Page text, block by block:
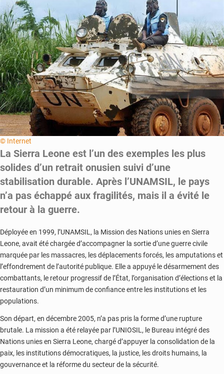
cœur
du
couloir
ouest-
africain
© Internet
La Sierra Leone est l’un des exemples les plus
solides d’un retrait onusien suivi d’une
stabilisation durable. Après l’UNAMSIL, le pays
n’a pas échappé aux fragilités, mais il a évité le
retour à la guerre.
Déployée en 1999, l’UNAMSIL, la Mission des Nations unies en Sierra
Leone, avait été chargée d’accompagner la sortie d’une guerre civile
marquée par les massacres, les déplacements forcés, les amputations et
l’effondrement de l’autorité publique. Elle a appuyé le désarmement des
combattants, le retour progressif de l’État, l’organisation d’élections et la
restauration d’un minimum de confiance entre les institutions et les
populations.
Son départ, en décembre 2005, n’a pas pris la forme d’une rupture
brutale. La mission a été relayée par l’UNIOSIL, le Bureau intégré des
Nations unies en Sierra Leone, chargé d’appuyer la consolidation de la
paix, les institutions démocratiques, la justice, les droits humains, la
gouvernance et la réforme du secteur de la sécurité.